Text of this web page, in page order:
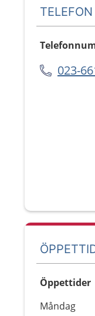
TELEFON
023-
Öppettider
Dag
Öppettider
Måndag